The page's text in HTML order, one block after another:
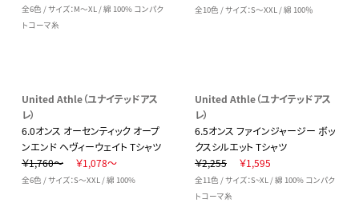
全6色 / サイズ：M～XL / 綿 100% コンパク
トコーマ糸
全10色 / サイズ：S～XXL / 綿 100％
United Athle（ユナイテッドアス
レ）
6.0オンス オーセンティック オープ
ンエンド ヘヴィーウェイト Tシャツ
￥1,760～
￥1,078～
全6色 / サイズ：S～XXL / 綿 100%
United Athle（ユナイテッドアス
レ）
6.5オンス ファインジャージー ボッ
クスシルエット Tシャツ
￥2,255
￥1,595
全11色 / サイズ：S~XL / 綿 100% コンパク
トコーマ糸